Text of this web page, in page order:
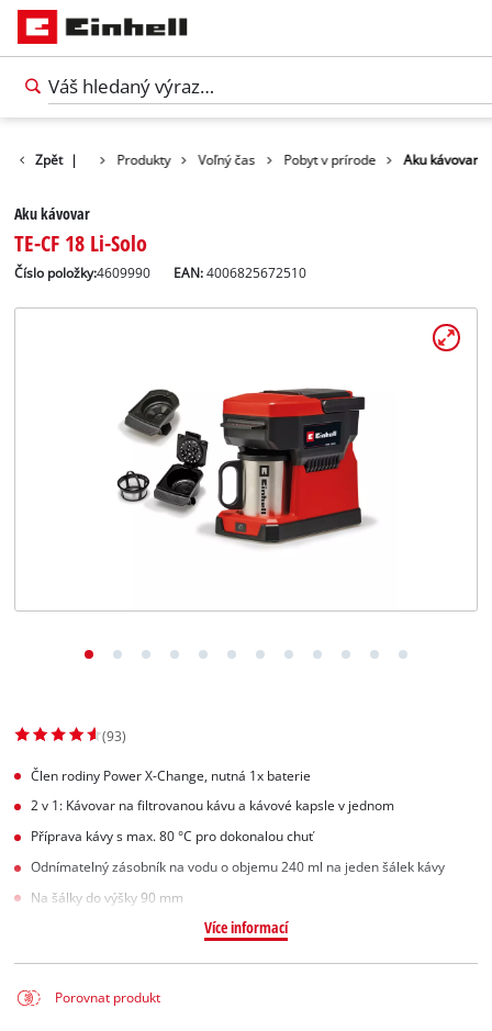
Zpět | Produkty Voľný čas Pobyt v prírode Aku kávovar
Aku kávovar
TE-CF 18 Li-Solo
Číslo položky:4609990 EAN:4006825672510
(93)
Člen rodiny Power X-Change, nutná 1x baterie
2 v 1: Kávovar na filtrovanou kávu a kávové kapsle v jednom
Příprava kávy s max. 80 °C pro dokonalou chuť
Odnímatelný zásobník na vodu o objemu 240 ml na jeden šálek kávy
Na šálky do výšky 90 mm
Více informací
Porovnat produkt